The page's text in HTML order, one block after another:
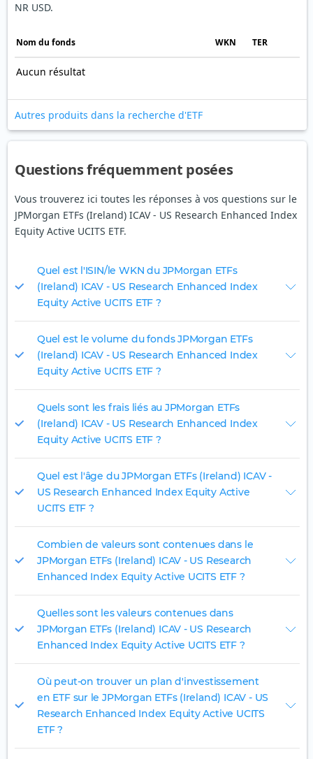
NR USD.
Nom du fonds WKN TER
Aucun résultat
Autres produits dans la recherche d'ETF
Questions fréquemment posées
Vous trouverez ici toutes les réponses à vos questions sur le
JPMorgan ETFs (Ireland) ICAV - US Research Enhanced Index
Equity Active UCITS ETF.
Quel est l'ISIN/le WKN du JPMorgan ETFs
(Ireland) ICAV - US Research Enhanced Index
Equity Active UCITS ETF ?
Quel est le volume du fonds JPMorgan ETFs
(Ireland) ICAV - US Research Enhanced Index
Equity Active UCITS ETF ?
Quels sont les frais liés au JPMorgan ETFs
(Ireland) ICAV - US Research Enhanced Index
Equity Active UCITS ETF ?
Quel est l'âge du JPMorgan ETFs (Ireland) ICAV -
US Research Enhanced Index Equity Active
UCITS ETF ?
Combien de valeurs sont contenues dans le
JPMorgan ETFs (Ireland) ICAV - US Research
Enhanced Index Equity Active UCITS ETF ?
Quelles sont les valeurs contenues dans
JPMorgan ETFs (Ireland) ICAV - US Research
Enhanced Index Equity Active UCITS ETF ?
Où peut-on trouver un plan d'investissement
en ETF sur le JPMorgan ETFs (Ireland) ICAV - US
Research Enhanced Index Equity Active UCITS
ETF ?